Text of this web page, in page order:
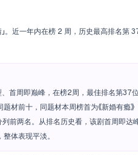
。近一年内在榜 2 周，历史最高排名
、首周即巅峰，在榜2周，最佳排名第
材前十，同题材本周榜首为《新婚有瘾》
分列前两名。从排名历史看，该剧首周
体表现平淡。